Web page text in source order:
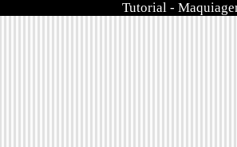
Tutorial-